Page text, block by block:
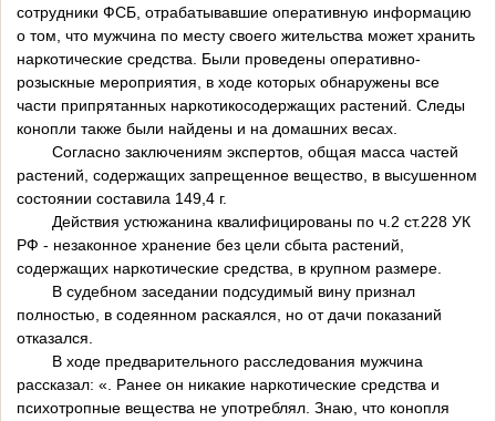
сотрудники ФСБ, отрабатывавшие оперативную информацию
о том, что мужчина по месту своего жительства может хранить
наркотические средства. Были проведены оперативно-
розыскные мероприятия, в ходе которых обнаружены все
части припрятанных наркотикосодержащих растений. Следы
конопли также были найдены и на домашних весах.
Согласно заключениям экспертов, общая масса частей
растений, содержащих запрещенное вещество, в высушенном
состоянии составила 149,4 г.
Действия устюжанина квалифицированы по ч.2 ст.228 УК
РФ - незаконное хранение без цели сбыта растений,
содержащих наркотические средства, в крупном размере.
В судебном заседании подсудимый вину признал
полностью, в содеянном раскаялся, но от дачи показаний
отказался.
В ходе предварительного расследования мужчина
рассказал: «. Ранее он никакие наркотические средства и
психотропные вещества не употреблял. Знаю, что конопля